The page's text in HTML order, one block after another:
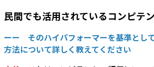
民間でも活用されているコンピテ
ーー そのハイパフォーマーを基準とし
方法について詳しく教えてください